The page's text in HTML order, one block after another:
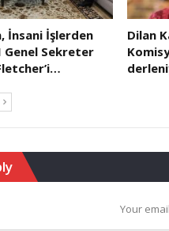
İnsani İşlerden
Genel Sekreter
Dilan
Your